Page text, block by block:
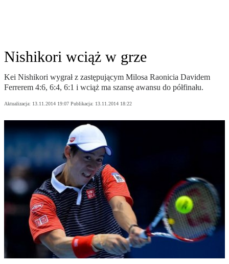
Nishikori wciąż w grze
Kei Nishikori wygrał z zastępującym Milosa Raonicia Davidem
Ferrerem 4:6, 6:4, 6:1 i wciąż ma szansę awansu do półfinału.
Aktualizacja: 13.11.2014 19:07 Publikacja: 13.11.2014 18:22